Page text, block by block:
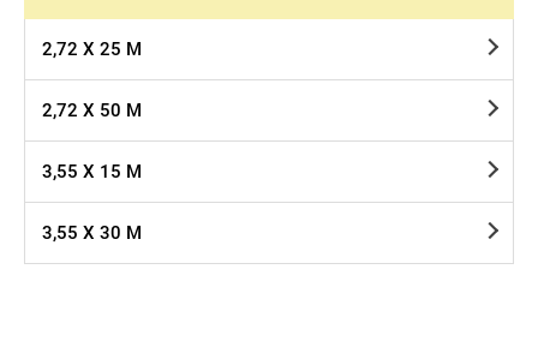
2,72 Х 25 М
2,72 Х 50 М
3,55 Х 15 М
3,55 Х 30 М